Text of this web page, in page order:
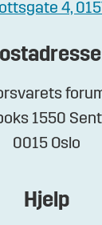
4,
1550
0015 Oslo
Hjelp